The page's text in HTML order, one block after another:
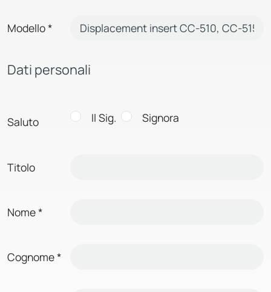
Modello*
Dati personali
Saluto Il Sig. Signora
Titolo
Nome*
Cognome*